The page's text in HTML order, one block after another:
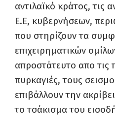
αντιλαϊκό κράτος, τις
Ε.Ε, κυβερνήσεων,
που στηρίζουν τα
επιχειρηματικών
απροστάτευτο απο τις
πυρκαγιές, τους
επιβάλλουν την
το τσάκισμα του